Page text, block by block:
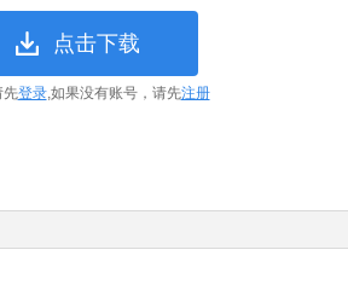
点击下载
先登录,如果没有账号，请先注册